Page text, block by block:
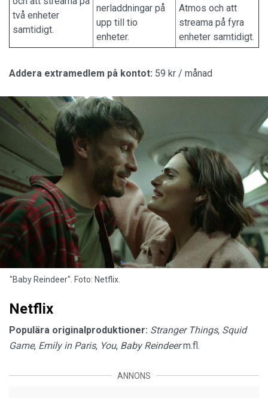
två enheter
samtidigt.
nerladdningar på
upp till tio
enheter.
Atmos och att
streama på fyra
enheter samtidigt.
Addera extramedlem på kontot: 59 kr / månad
"Baby Reindeer". Foto: Netflix.
Netflix
Populära originalproduktioner: Stranger Things, Squid
Game, Emily in Paris, You, Baby Reindeerm.fl.
ANNONS